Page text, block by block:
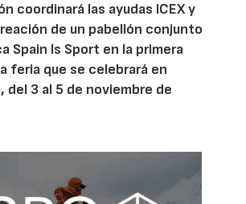
coordinará las ayudas ICEX y
de un pabellón conjunto
Spain Is Sport en la primera
feria que se celebrará en
del 3 al 5 de noviembre de